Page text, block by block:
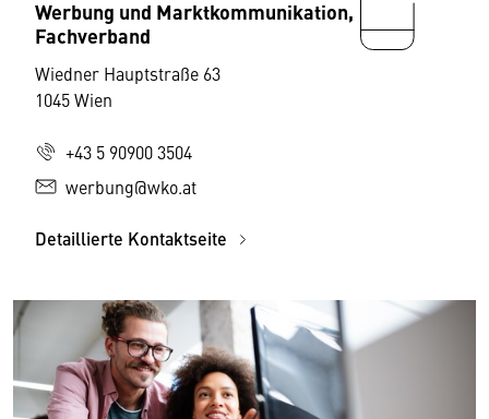
Werbung und Marktkommunikation,
Fachverband
Wiedner Hauptstraße 63
1045 Wien
+43 5 90900 3504
werbung@wko.at
Detaillierte Kontaktseite